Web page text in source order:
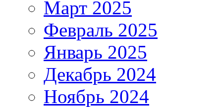
Март 2025
Февраль 2025
Январь 2025
Декабрь 2024
Ноябрь 2024